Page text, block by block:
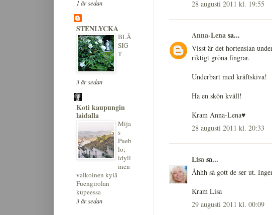
28 augusti 2011 kl. 19:55
Anna-Lenasa...
Visst är det hortensian
riktigt gröna fingrar.
Underbart med kräftskiva!
Ha en skön kväll!
Kram Anna-Lena♥
28 augusti 2011 kl. 20:33
Lisasa...
Åhhh så gott de ser ut.
Kram Lisa
29 augusti 2011 kl. 00:09
1 år sedan
STENLYCKA
BLÅ
SIG
T
3 år sedan
Koti kaupungin
laidalla
Mija
s
Pueb
lo;
idyll
inen
valkoinen kylä
Fuengirolan
kupeessa
3 år sedan